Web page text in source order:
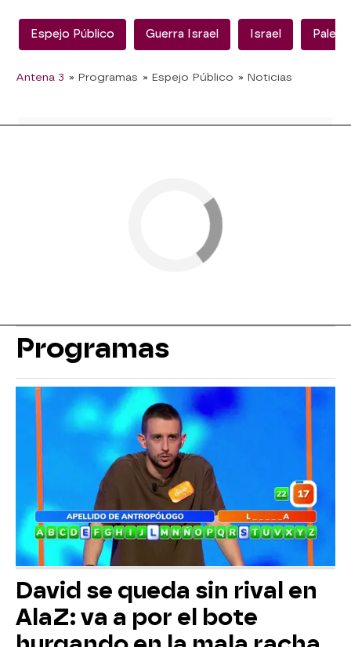
Espejo Público Guerra Israel Israel
Antena 3 » Programas » Espejo Público » Noticias
Programas
David se queda sin rival en
AlaZ: va a por el bote